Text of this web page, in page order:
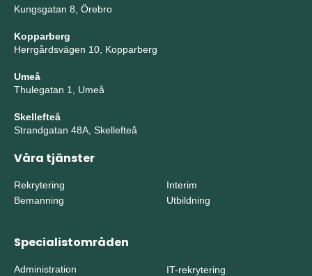
Kungsgatan 8, Örebro
Kopparberg
Herrgårdsvägen 10, Kopparberg
Umeå
Thulegatan 1, Umeå
Skellefteå
Strandgatan 48A, Skellefteå
Våra tjänster
Rekrytering
Bemanning
Interim
Utbildning
Specialistområden
Administration
IT-rekrytering